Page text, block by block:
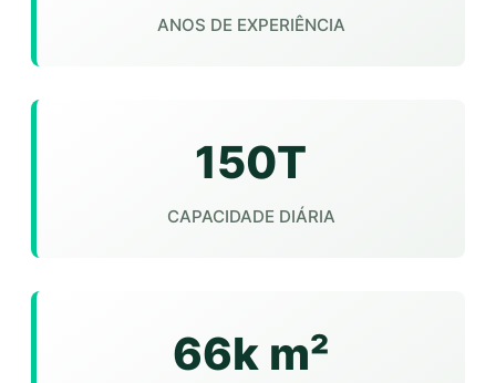
ANOS DE EXPERIÊNCIA
150T
CAPACIDADE DIÁRIA
66k m²